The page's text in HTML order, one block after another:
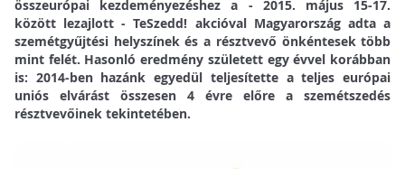
összeurópai kezdeményezéshez a - 2015. május 15-17.
között lezajlott - TeSzedd! akcióval Magyarország adta a
szemétgyűjtési helyszínek és a résztvevő önkéntesek több
mint felét. Hasonló eredmény született egy évvel korábban
is: 2014-ben hazánk egyedül teljesítette a teljes európai
uniós elvárást összesen 4 évre előre a szemétszedés
résztvevőinek tekintetében.